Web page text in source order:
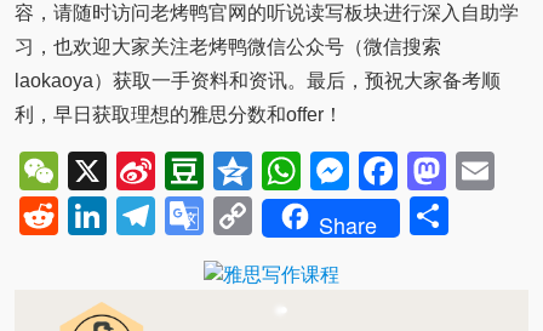
容，请随时访问老烤鸭官网的听说读写板块进行深入自助学
习，也欢迎大家关注老烤鸭微信公众号（微信搜索
laokaoya）获取一手资料和资讯。最后，预祝大家备考顺
利，早日获取理想的雅思分数和offer！
WeChat
X
Sina
Weibo
Douban
QzoneWhatsApp
Messenger
RedditLinkedIn
Telegram
Google
Translate
Copy
Link
Share